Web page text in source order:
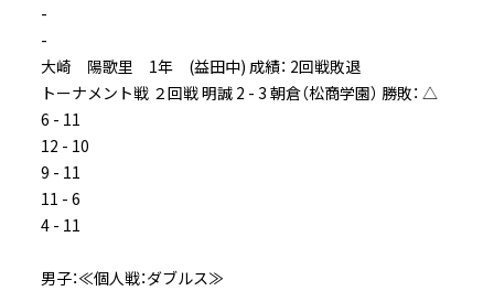
-
-
大崎 陽歌里 1年 (益田中) 成績： 2回戦敗退
トーナメント戦 ２回戦 明誠 2 - 3 朝倉（松商学園） 勝敗： △
6 - 11
12 - 10
9 - 11
11 - 6
4 - 11
男子：≪個人戦：ダブルス≫